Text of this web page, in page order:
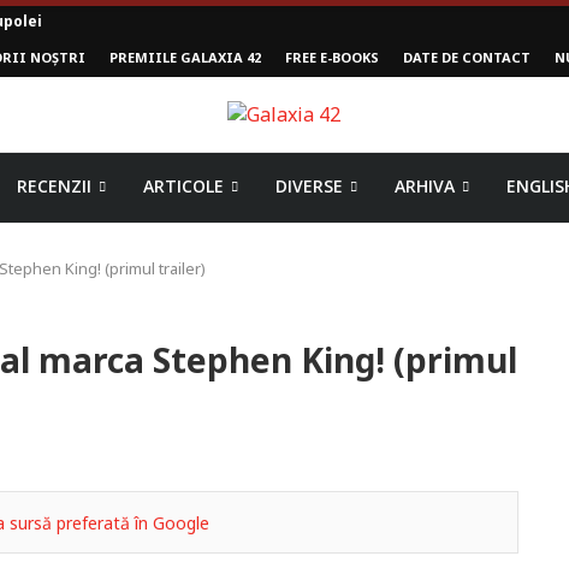
NOȘTRI PREMIILE GALAXIA 42 FREE E-BOOKS DATE DE CONTACT
RECENZII ARTICOLE DIVERSE ARHIVA
King! (primul trailer)
marca Stephen King! (primul
sursă preferată în Google